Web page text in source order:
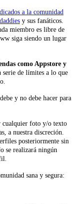
a la comunidad
y sus fanáticos.
miembro es libre de
siga siendo un lugar
como Appstore y
serie de límites a lo que
y no debe hacer para
cualquier foto y/o texto
a nuestra discreción.
posteriormente sin
se realizará ningún
sana y segura: